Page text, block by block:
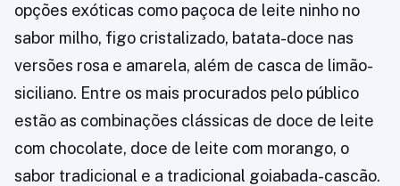
opções exóticas como paçoca de leite ninho no
sabor milho, figo cristalizado, batata-doce nas
versões rosa e amarela, além de casca de limão-
siciliano. Entre os mais procurados pelo público
estão as combinações clássicas de doce de leite
com chocolate, doce de leite com morango, o
sabor tradicional e a tradicional goiabada-cascão.